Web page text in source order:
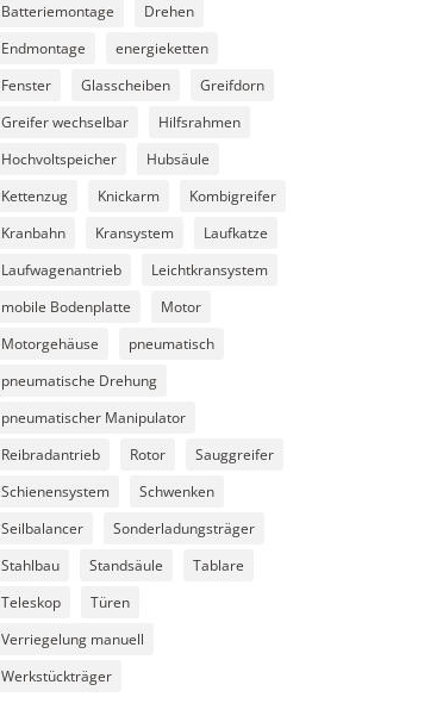
Batteriemontage
Drehen
Endmontage
energieketten
Fenster
Glasscheiben
Greifdorn
Greifer wechselbar
Hilfsrahmen
Hochvoltspeicher
Hubsäule
Kettenzug
Knickarm
Kombigreifer
Kranbahn
Kransystem
Laufkatze
Laufwagenantrieb
Leichtkransystem
mobile Bodenplatte
Motor
Motorgehäuse
pneumatisch
pneumatische Drehung
pneumatischer Manipulator
Reibradantrieb
Rotor
Sauggreifer
Schienensystem
Schwenken
Seilbalancer
Sonderladungsträger
Stahlbau
Standsäule
Tablare
Teleskop
Türen
Verriegelung manuell
Werkstückträger